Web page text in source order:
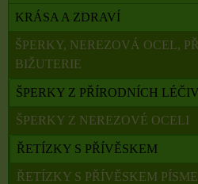
KRÁSA A ZDRAVÍ
ŠPERKY, NEREZOVÁ OCEL,
BIŽUTERIE
ŠPERKY Z PŘÍRODNÍCH
ŠPERKY Z NEREZOVÉ OCELI
ŘETÍZKY S PŘÍVĚSKEM
ŘETÍZKY S PŘÍVĚSKEM